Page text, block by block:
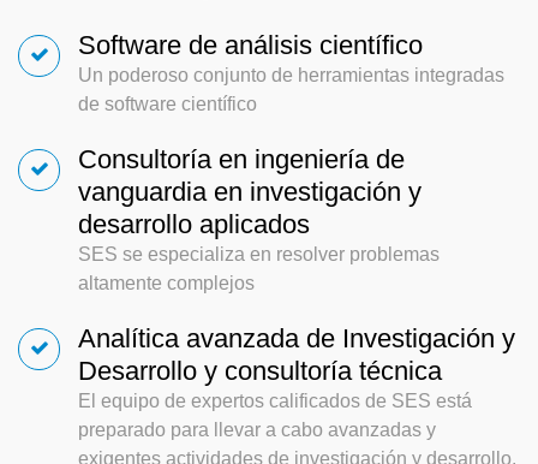
Software de análisis científico
Un poderoso conjunto de herramientas integradas
de software científico
Consultoría en ingeniería de
vanguardia en investigación y
desarrollo aplicados
SES se especializa en resolver problemas
altamente complejos
Analítica avanzada de Investigación y
Desarrollo y consultoría técnica
El equipo de expertos calificados de SES está
preparado para llevar a cabo avanzadas y
exigentes actividades de investigación y desarrollo,